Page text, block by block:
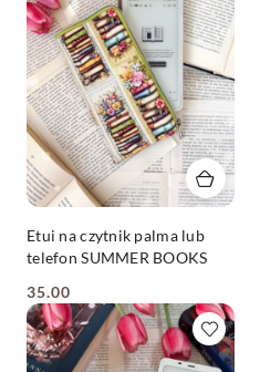
Etui na czytnik palma lub
telefon SUMMER BOOKS
Cena:
35.00